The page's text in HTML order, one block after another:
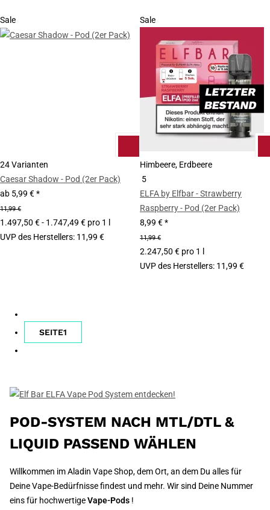
Sale
24 Varianten
Caesar Shadow - Pod (2er Pack)
ab 5,99 €*
11,99 €
1.497,50 € - 1.747,49 € pro 1 l
UVP des Herstellers: 11,99 €
Sale
Himbeere, Erdbeere
5
ELFA by Elfbar - Strawberry
Raspberry - Pod (2er Pack)
8,99 €*
11,99 €
2.247,50 € pro 1 l
UVP des Herstellers: 11,99 €
SEITE1
POD-SYSTEM NACH MTL/DTL &
LIQUID PASSEND WÄHLEN
Willkommen im Aladin Vape Shop, dem Ort, an dem Du alles für
Deine Vape-Bedürfnisse findest und mehr. Wir sind Deine Nummer
eins für hochwertigeVape-Pods !